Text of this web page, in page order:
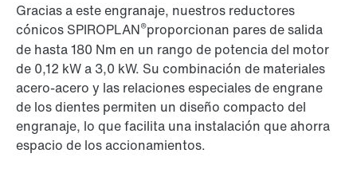
Gracias a este engranaje, nuestros reductores
cónicos SPIROPLAN®proporcionan pares de salida
de hasta 180 Nm en un rango de potencia del motor
de 0,12 kW a 3,0 kW. Su combinación de materiales
acero-acero y las relaciones especiales de engrane
de los dientes permiten un diseño compacto del
engranaje, lo que facilita una instalación que ahorra
espacio de los accionamientos.